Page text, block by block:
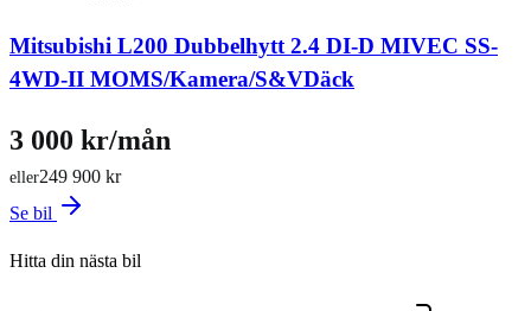
Mitsubishi L200 Dubbelhytt 2.4 DI-D MIVEC SS-
4WD-II MOMS/Kamera/S&VDäck
249 900 kr
eller
3 000 kr/mån
Se bil
Hitta din nästa bil